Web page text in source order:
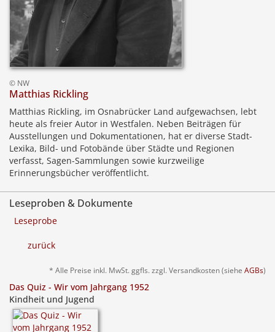
© NW
Matthias Rickling
Matthias Rickling, im Osnabrücker Land aufgewachsen, lebt
heute als freier Autor in Westfalen. Neben Beiträgen für
Ausstellungen und Dokumentationen, hat er diverse Stadt-
Lexika, Bild- und Fotobände über Städte und Regionen
verfasst, Sagen-Sammlungen sowie kurzweilige
Erinnerungsbücher veröffentlicht.
Leseproben & Dokumente
Leseprobe
zurück
* Alle Preise inkl. MwSt. ggfls. zzgl. Versandkosten (siehe AGBs)
Das Quiz - Wir vom Jahrgang 1952
Kindheit und Jugend